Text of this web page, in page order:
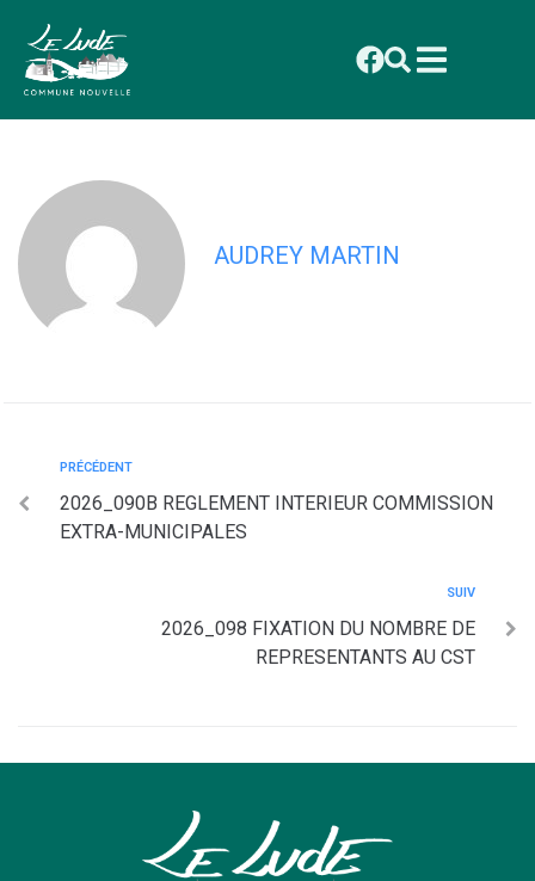
principal
2026_094B REGLEMENT ODP MODIFIE
22-05-2026
AUDREY MARTIN
PRÉCÉDENT
2026_090B REGLEMENT INTERIEUR COMMISSION
EXTRA-MUNICIPALES
SUIV
2026_098 FIXATION DU NOMBRE DE
REPRESENTANTS AU CST